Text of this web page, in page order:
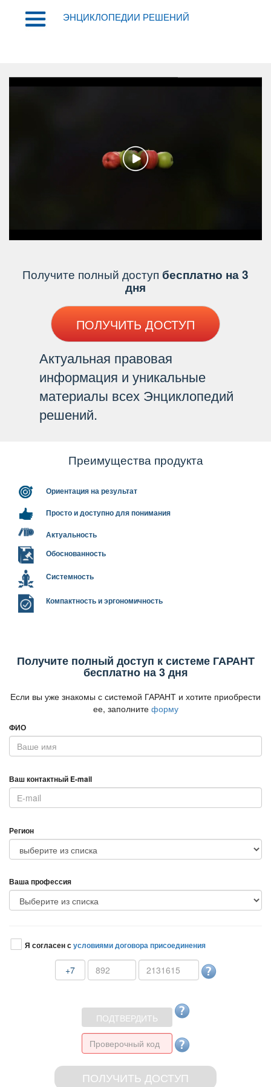
ЭНЦИКЛОПЕДИИ РЕШЕНИЙ
Получите полный доступ есплатно на 3
дня
ПОЛУЧИТЬ ДОСТУП
Актуальная правовая
информация и уникальные
материалы всех Энциклопедий
решений.
Преимущества продукта
Ориентация на результат
Просто и доступно для понимания
Актуальность
Обоснованность
Системность
Компактность и эргономичность
Получите полный доступ к системе ГАРАНТ
есплатно на 3 дня
Если вы уже знакомы с системой ГАРАНТ и хотите приобрести
ее, заполните форму
ФИО
аш контактный E-mail
Регион
аша профессия
Я согласен сусловиями договора присоединения
+7